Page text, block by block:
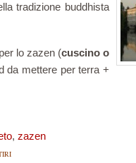
tradizione buddhista
lo zazen (cuscino o
da mettere per terra +
, zazen